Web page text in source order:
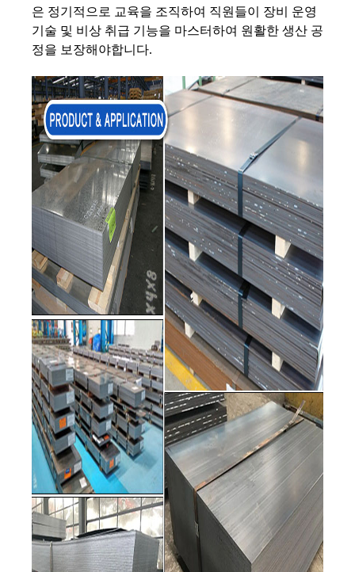
은 정기적으로 교육을 조직하여 직원들이 장비 운영
기술 및 비상 취급 기능을 마스터하여 원활한 생산 공
정을 보장해야합니다.